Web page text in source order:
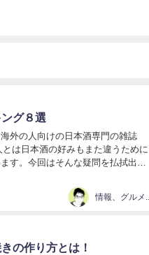
グ８選
外の人向けの日本酒専門の雑誌
は日本酒の好みもまた違うために
す。今回はそんな疑問を払拭出来
の作り方とは！